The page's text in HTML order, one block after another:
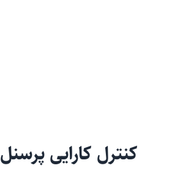
کنترل کارایی پرسنل